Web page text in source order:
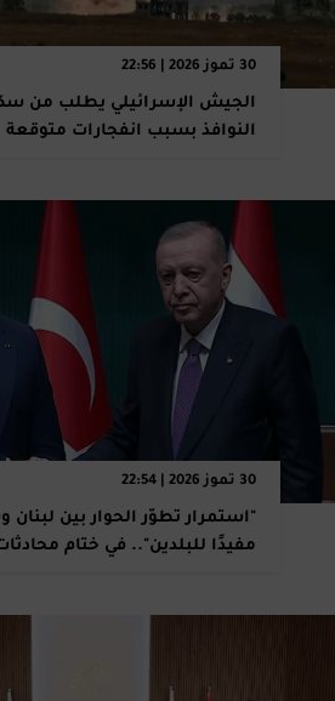
30 تموز 2026 | 22:56
الجيش الإسرائيلي يطلب من
النوافذ بسبب انفجارات متوقعة
30 تموز 2026 | 22:54
"استمرار تطوّر الحوار بين
مفيدًا للبلدين".. في ختام